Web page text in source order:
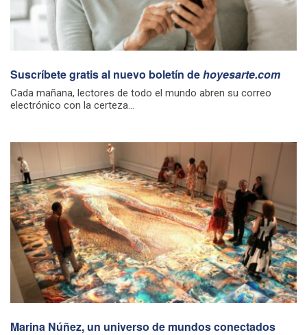
Suscríbete gratis al nuevo boletín dehoyesarte.com
Cada mañana, lectores de todo el mundo abren su correo
electrónico con la certeza...
Marina Núñez, un universo de mundos conectados